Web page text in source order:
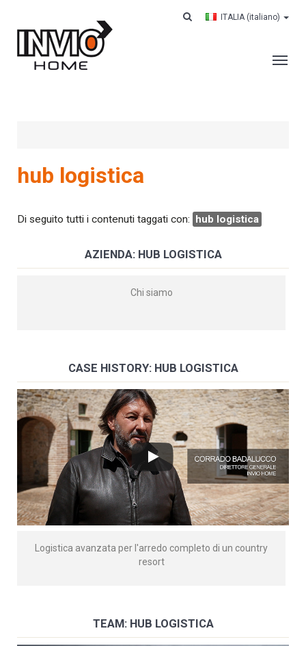
ITALIA (italiano)
CONTRACT LOGISTICS
hub logistica
Di seguito tutti i contenuti taggati con: hub logistica
AZIENDA: HUB LOGISTICA
Chi siamo
CASE HISTORY: HUB LOGISTICA
Logistica avanzata per l'arredo completo di un country
resort
TEAM: HUB LOGISTICA